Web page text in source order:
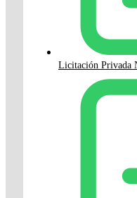
Licitación Privada